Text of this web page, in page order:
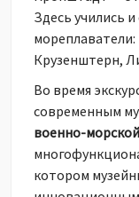
Здесь учились
Крузенштерн,
Во время
современным
военно-
котором